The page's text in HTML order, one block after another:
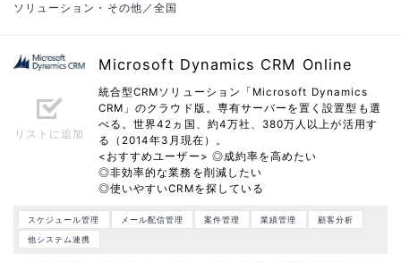
ソリューション・その他／全国
リストに追加
Microsoft Dynamics CRM Online
統合型CRMソリューション「Microsoft Dynamics
CRM」のクラウド版。専有サーバーを置く設置型も選
べる。世界42ヵ国、約4万社、380万人以上が活用す
る（2014年3月現在）。
<おすすめユーザー> ◎成約率を高めたい
◎非効率的な業務を削減したい
◎使いやすいCRMを探している
スケジュール管理 メール配信管理 案件管理 業績管理
顧客分析
他システム連携